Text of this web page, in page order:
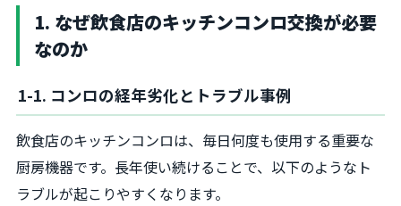
1. なぜ飲食店のキッチンコンロ交換が必要
なのか
1-1. コンロの経年劣化とトラブル事例
飲食店のキッチンコンロは、毎日何度も使用する重要な
厨房機器です。長年使い続けることで、以下のようなト
ラブルが起こりやすくなります。